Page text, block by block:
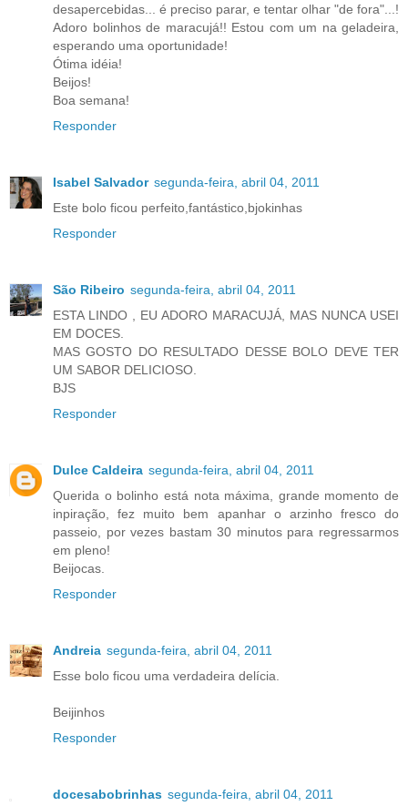
desapercebidas... é preciso parar, e tentar olhar "de fora"...!
Adoro bolinhos de maracujá!! Estou com um na geladeira,
esperando uma oportunidade!
Ótima idéia!
Beijos!
Boa semana!
Responder
Isabel Salvador segunda-feira, abril 04, 2011
Este bolo ficou perfeito,fantástico,bjokinhas
Responder
São Ribeiro segunda-feira, abril 04, 2011
ESTA LINDO , EU ADORO MARACUJÁ, MAS NUNCA USEI
EM DOCES.
MAS GOSTO DO RESULTADO DESSE BOLO DEVE TER
UM SABOR DELICIOSO.
BJS
Responder
Dulce Caldeira segunda-feira, abril 04, 2011
Querida o bolinho está nota máxima, grande momento de
inpiração, fez muito bem apanhar o arzinho fresco do
passeio, por vezes bastam 30 minutos para regressarmos
em pleno!
Beijocas.
Responder
Andreia segunda-feira, abril 04, 2011
Esse bolo ficou uma verdadeira delícia.
Beijinhos
Responder
docesabobrinhas segunda-feira, abril 04, 2011